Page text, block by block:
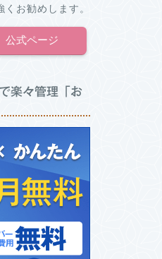
お勧めします。
公式ページ
楽々管理「お